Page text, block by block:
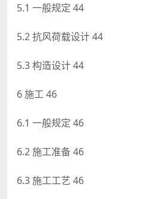
5.1 一般规定 44
5.2 抗风荷载设计 44
5.3 构造设计 44
6 施工 46
6.1 一般规定 46
6.2 施工准备 46
6.3 施工工艺 46